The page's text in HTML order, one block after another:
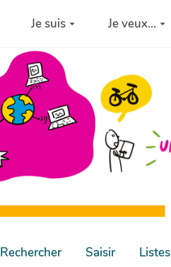
Je suis Je veux...
Rechercher Saisir Listes